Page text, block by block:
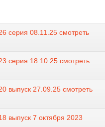
серия 08.11.25 смотреть
серия 18.10.25 смотреть
выпуск 27.09.25 смотреть
выпуск 7 октября 2023